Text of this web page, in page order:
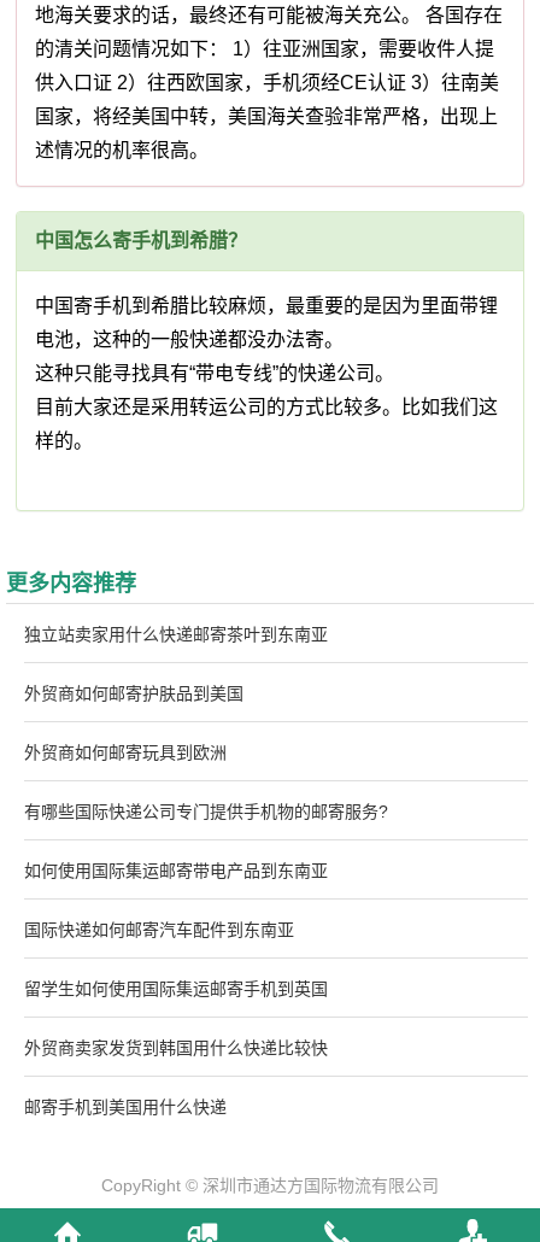
地海关要求的话，最终还有可能被海关充公。 各国存在
的清关问题情况如下： 1）往亚洲国家，需要收件人提
供入口证 2）往西欧国家，手机须经CE认证 3）往南美
国家，将经美国中转，美国海关查验非常严格，出现上
述情况的机率很高。
中国怎么寄手机到希腊？
中国寄手机到希腊比较麻烦，最重要的是因为里面带锂
电池，这种的一般快递都没办法寄。
这种只能寻找具有“带电专线”的快递公司。
目前大家还是采用转运公司的方式比较多。比如我们这
样的。
更多内容推荐
独立站卖家用什么快递邮寄茶叶到东南亚
外贸商如何邮寄护肤品到美国
外贸商如何邮寄玩具到欧洲
有哪些国际快递公司专门提供手机物的邮寄服务?
如何使用国际集运邮寄带电产品到东南亚
国际快递如何邮寄汽车配件到东南亚
留学生如何使用国际集运邮寄手机到英国
外贸商卖家发货到韩国用什么快递比较快
邮寄手机到美国用什么快递
CopyRight © 深圳市通达方国际物流有限公司